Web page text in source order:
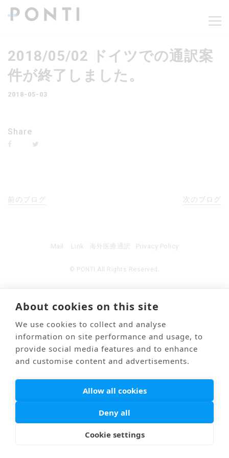
2018/05/02 ドイツでの通訳案
件が終了しました。
2018-05-03
Share
前のブログ 次のブログ
© PONTI All Rights Reserved.
Mail Link 海外医療通訳 Privacy Policy
About cookies on this site
We use cookies to collect and analyse
information on site performance and usage, to
provide social media features and to enhance
and customise content and advertisements.
Allow all cookies
Deny all
Cookie settings